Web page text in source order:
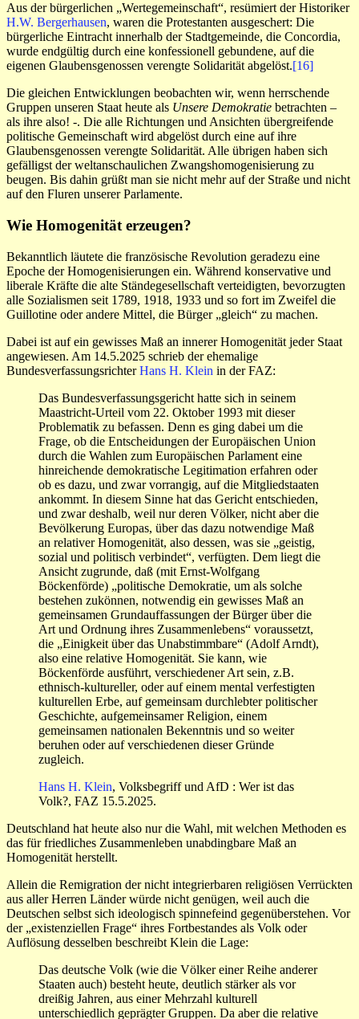
Aus der bürgerlichen „Wertegemeinschaft“, resümiert der Historiker
H.W. Bergerhausen, waren die Protestanten ausgeschert: Die
bürgerliche Eintracht innerhalb der Stadtgemeinde, die Concordia,
wurde endgültig durch eine konfessionell gebundene, auf die
eigenen Glaubensgenossen verengte Solidarität abgelöst.[16]
Die gleichen Entwicklungen beobachten wir, wenn herrschende
Gruppen unseren Staat heute als Unsere Demokratie betrachten –
als ihre also! -. Die alle Richtungen und Ansichten übergreifende
politische Gemeinschaft wird abgelöst durch eine auf ihre
Glaubensgenossen verengte Solidarität. Alle übrigen haben sich
gefälligst der weltanschaulichen Zwangshomogenisierung zu
beugen. Bis dahin grüßt man sie nicht mehr auf der Straße und nicht
auf den Fluren unserer Parlamente.
Wie Homogenität erzeugen?
Bekanntlich läutete die französische Revolution geradezu eine
Epoche der Homogenisierungen ein. Während konservative und
liberale Kräfte die alte Ständegesellschaft verteidigten, bevorzugten
alle Sozialismen seit 1789, 1918, 1933 und so fort im Zweifel die
Guillotine oder andere Mittel, die Bürger „gleich“ zu machen.
Dabei ist auf ein gewisses Maß an innerer Homogenität jeder Staat
angewiesen. Am 14.5.2025 schrieb der ehemalige
BundesverfassungsrichterHans H. Klein in der FAZ:
Das Bundesverfassungsgericht hatte sich in seinem
Maastricht-Urteil vom 22. Oktober 1993 mit dieser
Problematik zu befassen. Denn es ging dabei um die
Frage, ob die Entscheidungen der Europäischen Union
durch die Wahlen zum Europäischen Parlament eine
hinreichende demokratische Legitimation erfahren oder
ob es dazu, und zwar vorrangig, auf die Mitgliedstaaten
ankommt. In diesem Sinne hat das Gericht entschieden,
und zwar deshalb, weil nur deren Völker, nicht aber die
Bevölkerung Europas, über das dazu notwendige Maß
an relativer Homogenität, also dessen, was sie „geistig,
sozial und politisch verbindet“, verfügten. Dem liegt die
Ansicht zugrunde, daß (mit Ernst-Wolfgang
Böckenförde) „politische Demokratie, um als solche
bestehen zukönnen, notwendig ein gewisses Maß an
gemeinsamen Grundauffassungen der Bürger über die
Art und Ordnung ihres Zusammenlebens“ voraussetzt,
die „Einigkeit über das Unabstimmbare“ (Adolf Arndt),
also eine relative Homogenität. Sie kann, wie
Böckenförde ausführt, verschiedener Art sein, z.B.
ethnisch-kultureller, oder auf einem mental verfestigten
kulturellen Erbe, auf gemeinsam durchlebter politischer
Geschichte, aufgemeinsamer Religion, einem
gemeinsamen nationalen Bekenntnis und so weiter
beruhen oder auf verschiedenen dieser Gründe
zugleich.
Hans H. Klein, Volksbegriff und AfD : Wer ist das
Volk?, FAZ 15.5.2025.
Deutschland hat heute also nur die Wahl, mit welchen Methoden es
das für friedliches Zusammenleben unabdingbare Maß an
Homogenität herstellt.
Allein die Remigration der nicht integrierbaren religiösen Verrückten
aus aller Herren Länder würde nicht genügen, weil auch die
Deutschen selbst sich ideologisch spinnefeind gegenüberstehen. Vor
der „existenziellen Frage“ ihres Fortbestandes als Volk oder
Auflösung desselben beschreibt Klein die Lage:
Das deutsche Volk (wie die Völker einer Reihe anderer
Staaten auch) besteht heute, deutlich stärker als vor
dreißig Jahren, aus einer Mehrzahl kulturell
unterschiedlich geprägter Gruppen. Da aber die relative